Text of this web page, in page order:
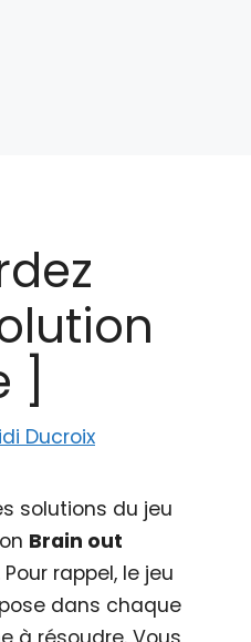
Ducroix
solutions du jeu
Brain out
Pour rappel, le jeu
dans chaque